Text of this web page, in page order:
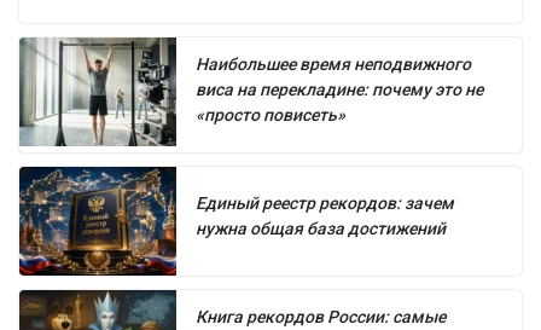
Наибольшее время неподвижного
виса на перекладине: почему это не
«просто повисеть»
Единый реестр рекордов: зачем
нужна общая база достижений
Книга рекордов России: самые